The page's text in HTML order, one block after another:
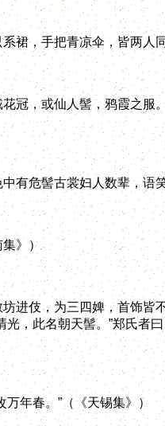
，手把青凉伞，皆两人同
，或仙人髻，鸦霞之服
危髻古裳妇人数辈，语笑
》）
伎，为三四婢，首饰皆
，此名朝天髻。”郑氏者
年春。”（《天锡集》）